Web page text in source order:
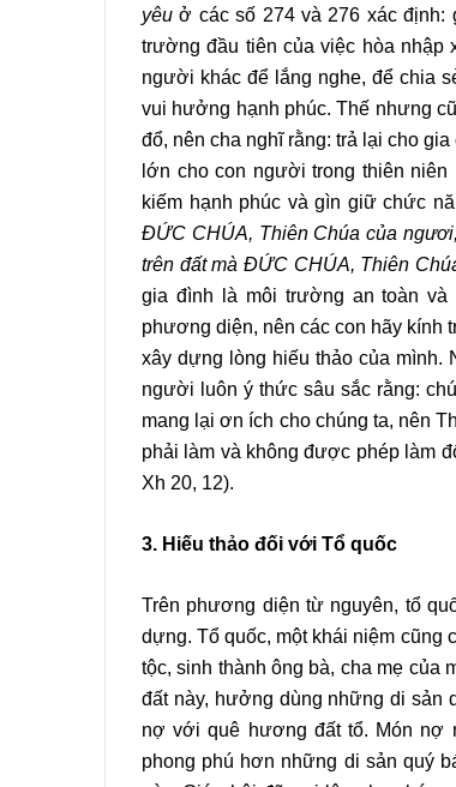
yêu ở các số 274 và 276 xác định:
trường đầu tiên của việc hòa
người khác để lắng nghe, để chia
vui hưởng hạnh phúc. Thế nhưng
đổ, nên cha nghĩ rằng: trả lại cho
lớn cho con người trong thiên
kiếm hạnh phúc và gìn giữ chức
ĐỨC CHÚA, Thiên Chúa của
trên đất mà ĐỨC CHÚA, Thiên
gia đình là môi trường an toàn
phương diện, nên các con hãy kính
xây dựng lòng hiếu thảo của
người luôn ý thức sâu sắc rằng:
mang lại ơn ích cho chúng ta, nên
phải làm và không được phép làm
Xh 20, 12).
3. Hiếu thảo đối với Tổ quốc
Trên phương diện từ nguyên, tổ
dựng. Tổ quốc, một khái niệm cũng
tộc, sinh thành ông bà, cha mẹ
đất này, hưởng dùng những di sản
nợ với quê hương đất tổ. Món nợ
phong phú hơn những di sản quý